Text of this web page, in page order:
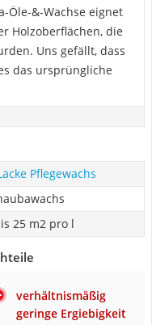
Öle-&-Wachse eignet
Holzoberflächen, die
Uns gefällt, dass
das ursprüngliche
Pflegewachs
25 m2 pro l
verhältnismäßig
geringe Ergiebigkeit